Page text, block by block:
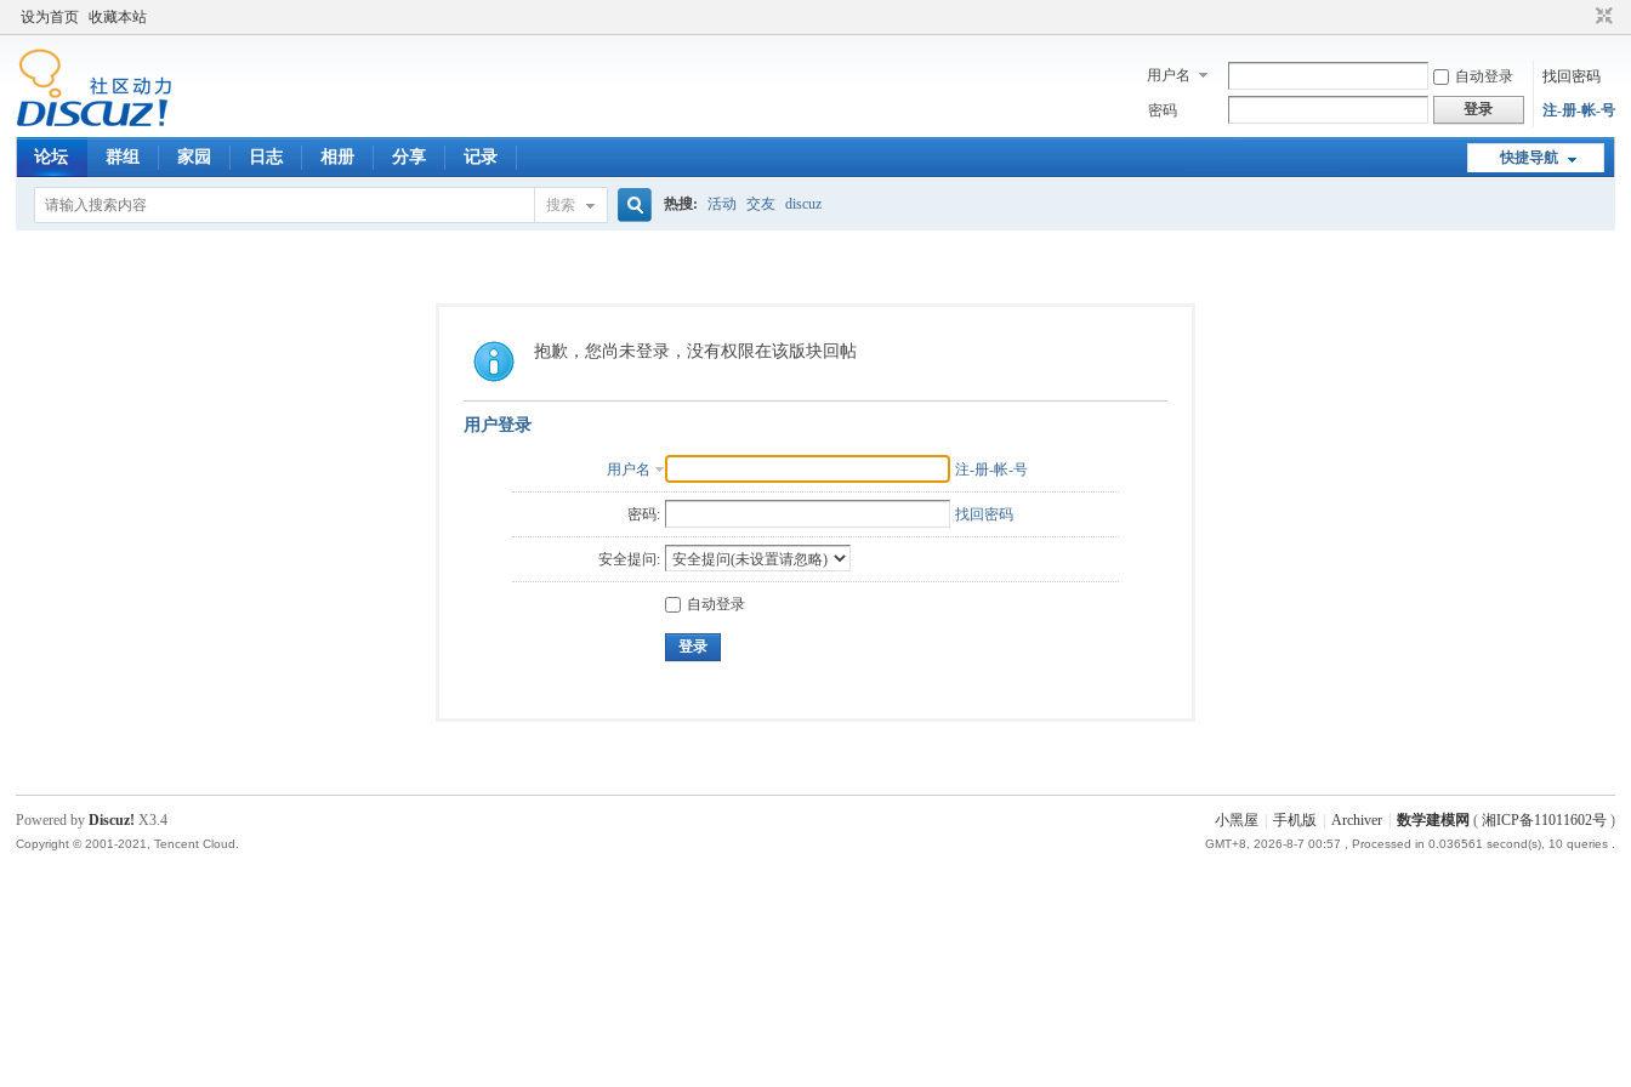
设为首页 收藏本站
用户名 自动登录
找回密码
密码
登录 注-册-帐-号
快捷导航
论坛 群组 家园 日志 相册 分享 记录
搜索
索
热搜: 活动 交友 discuz
抱歉，您尚未登录，没有权限在该版块回帖
用户登录
用户名 注-册-帐-号
密码: 找回密码
安全提问:
自动登录
登录
小黑屋 手机版 Archiver 数学建模网 ( 湘ICP备11011602号)
GMT+8, 2026-8-7 00:57 , Processed in 0.036561 second(s), 10 queries .
Powered byDiscuz! X3.4
Copyright © 2001-2021, Tencent Cloud.